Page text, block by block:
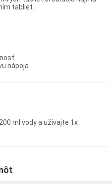
tabliet.
nápoja
ml vody a užívajte 1x